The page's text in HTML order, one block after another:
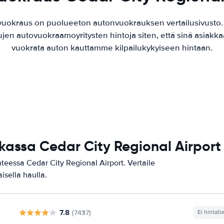
on puolueeton autonvuokrauksen
autovuokraamoyritysten hintoja siten, että sinä
vuokrata auton kauttamme kilpailukykyiseen hintaan.
Cedar City Regional Airport
Cedar City Regional Airport. Vertaile
haulla.
7.8 (7437) Ei